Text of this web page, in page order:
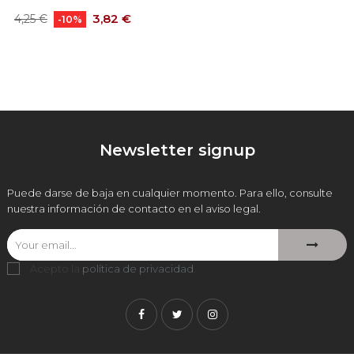
Precio
4,25 € -10% Precio
3,82 €
Newsletter signup
Puede darse de baja en cualquier momento. Para ello, consulte
nuestra información de contacto en el aviso legal.
Acepto la política de privacidad
FacebookTwitterInstagram